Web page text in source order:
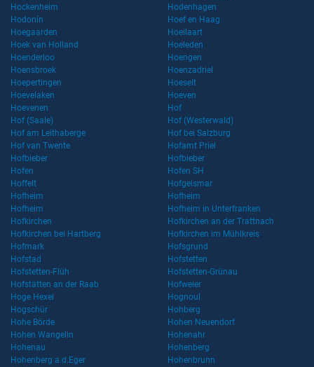
Hockenheim
Hodenhagen
Hodonín
Hoef en Haag
Hoegaarden
Hoeilaart
Hoek van Holland
Hoeleden
Hoenderloo
Hoengen
Hoensbroek
Hoenzadriel
Hoepertingen
Hoeselt
Hoevelaken
Hoeven
Hoevenen
Hof
Hof (Saale)
Hof (Westerwald)
Hof am Leithaberge
Hof bei Salzburg
Hof van Twente
Hofamt Priel
Hofbieber
Hofbieber
Hofen
Hofen SH
Hoffelt
Hofgeismar
Hofheim
Hofheim
Hofheim
Hofheim in Unterfranken
Hofkirchen
Hofkirchen an der Trattnach
Hofkirchen bei Hartberg
Hofkirchen im Mühlkreis
Hofmark
Hofsgrund
Hofstad
Hofstetten
Hofstetten-Flüh
Hofstetten-Grünau
Hofstätten an der Raab
Hofweier
Hoge Hexel
Hognoul
Hogschür
Hohberg
Hohe Börde
Hohen Neuendorf
Hohen Wangelin
Hohenahr
Hohenau
Hohenberg
Hohenberg a.d.Eger
Hohenbrunn